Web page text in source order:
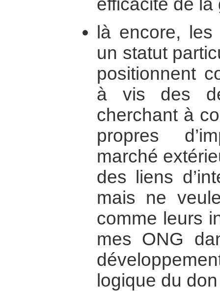
efficacité de
là encore,
un statut
positionnent
à vis des
cherchant à
propres
marché
des liens
mais ne
comme leurs
mes ONG
logique du